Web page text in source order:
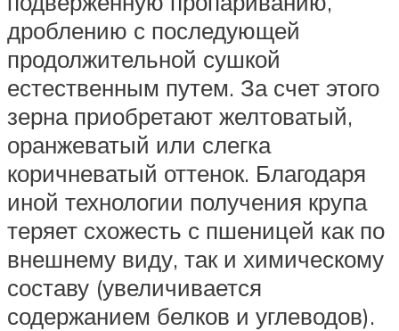
дроблению с последующей
продолжительной сушкой
естественным путем. За счет этого
зерна приобретают желтоватый,
оранжеватый или слегка
коричневатый оттенок. Благодаря
иной технологии получения крупа
теряет схожесть с пшеницей как по
внешнему виду, так и химическому
составу (увеличивается
содержанием белков и углеводов).